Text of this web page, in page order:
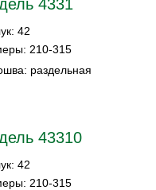
4331
42
210-315
раздельная
43310
42
210-315